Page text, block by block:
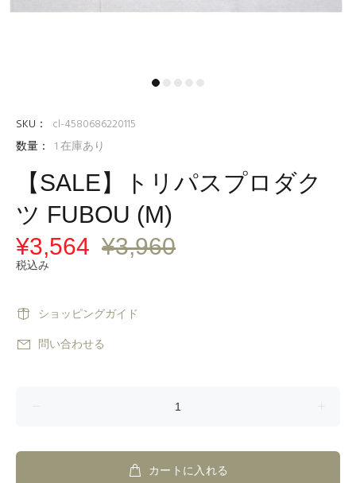
SKU：
cl-4580686220115
数量： 1在庫あり
【SALE】トリパスプロダク
ツ FUBOU (M)
¥3,564 ¥3,960
税込み
ショッピングガイド
問い合わせる
カートに入れる